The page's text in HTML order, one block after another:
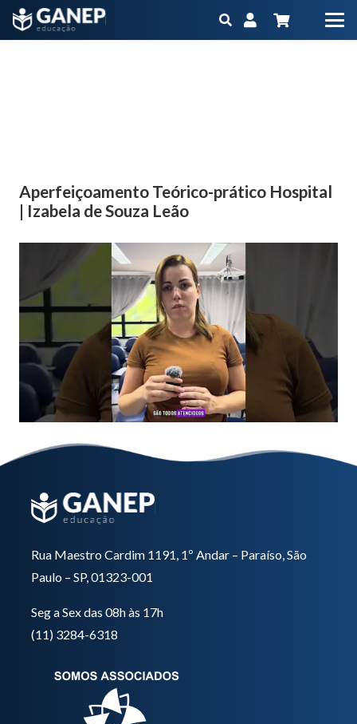
Aperfeiçoamento Teórico-prático Hospital
| Izabela de Souza Leão
Rua Maestro Cardim 1191, 1º Andar – Paraíso, São
Paulo – SP, 01323-001
Seg a Sex das 08h às 17h
(11) 3284-6318